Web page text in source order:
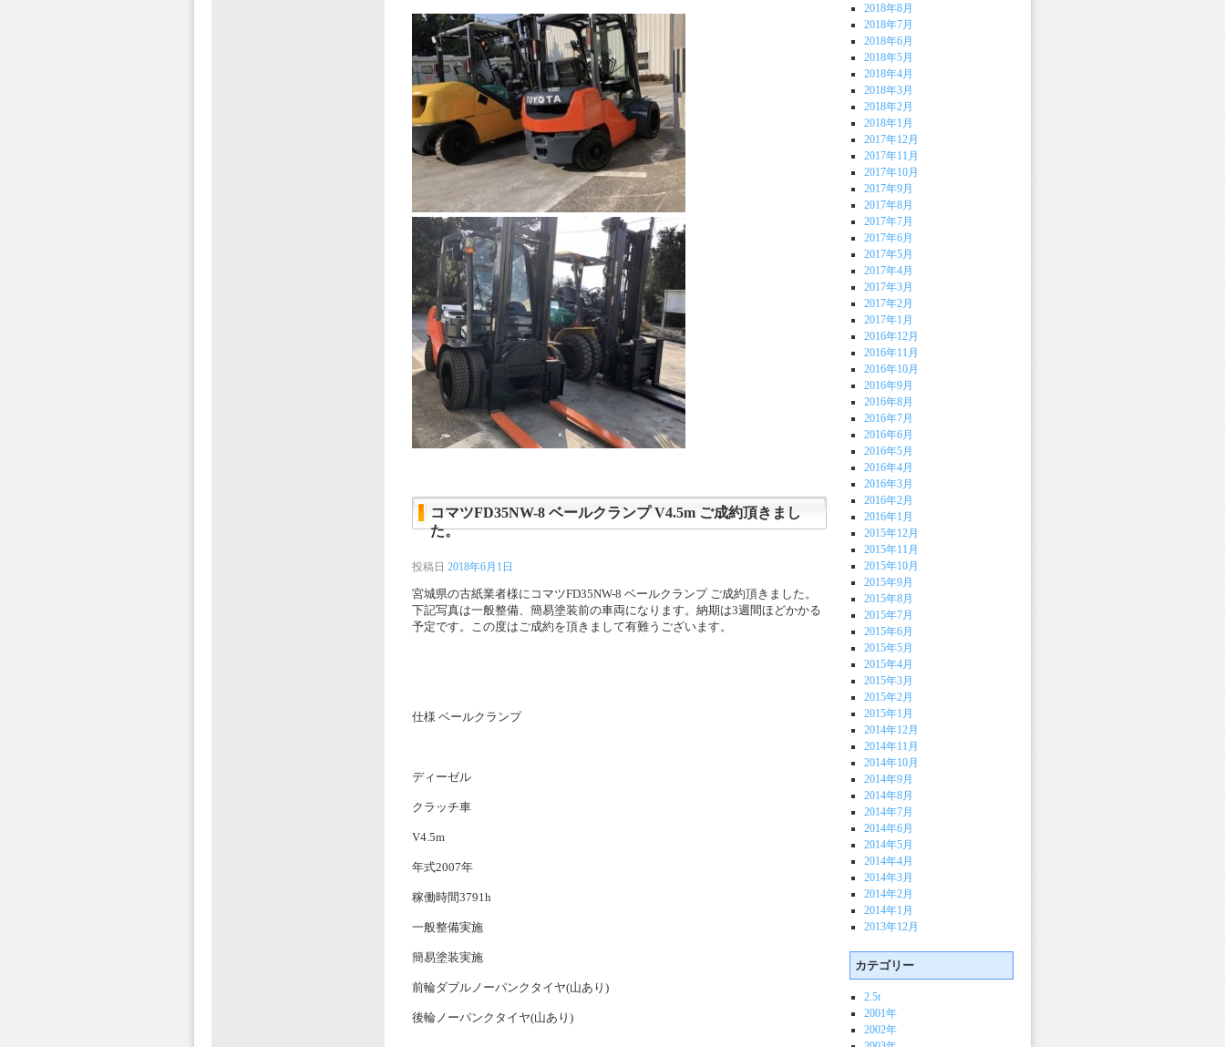
コマツFD35NW-8 ベールクランプ V4.5m ご成約頂きまし
た。
投稿日 2018年6月1日
宮城県の古紙業者様にコマツFD35NW-8 ベールクランプ ご成約頂きました。
下記写真は一般整備、簡易塗装前の車両になります。納期は3週間ほどかかる
予定です。この度はご成約を頂きまして有難うございます。
仕様 ベールクランプ
ディーゼル
クラッチ車
V4.5m
年式2007年
稼働時間3791h
一般整備実施
簡易塗装実施
前輪ダブルノーパンクタイヤ(山あり)
後輪ノーパンクタイヤ(山あり)
2018年8月
2018年7月
2018年6月
2018年5月
2018年4月
2018年3月
2018年2月
2018年1月
2017年12月
2017年11月
2017年10月
2017年9月
2017年8月
2017年7月
2017年6月
2017年5月
2017年4月
2017年3月
2017年2月
2017年1月
2016年12月
2016年11月
2016年10月
2016年9月
2016年8月
2016年7月
2016年6月
2016年5月
2016年4月
2016年3月
2016年2月
2016年1月
2015年12月
2015年11月
2015年10月
2015年9月
2015年8月
2015年7月
2015年6月
2015年5月
2015年4月
2015年3月
2015年2月
2015年1月
2014年12月
2014年11月
2014年10月
2014年9月
2014年8月
2014年7月
2014年6月
2014年5月
2014年4月
2014年3月
2014年2月
2014年1月
2013年12月
カテゴリー
2.5t
2001年
2002年